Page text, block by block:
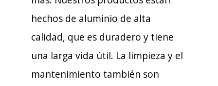
hechos de aluminio de alta
calidad, que es duradero y tiene
una larga vida útil. La limpieza y el
mantenimiento también son